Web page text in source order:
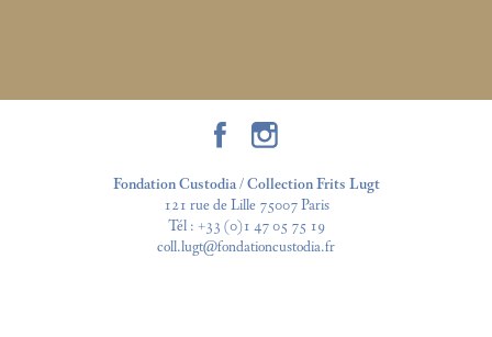
Fondation Custodia / Collection Frits Lugt
121 rue de Lille 75007 Paris
Tél : +33 (0)1 47 05 75 19
coll.lugt@fondationcustodia.fr